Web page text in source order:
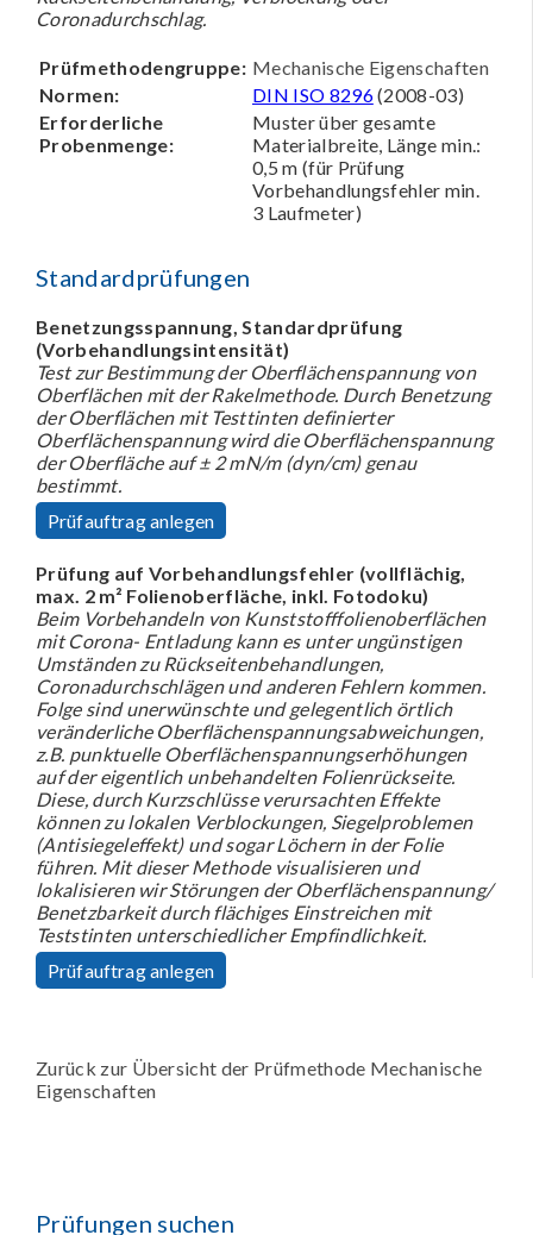
Coronadurchschlag.
Prüfmethodengruppe: Mechanische Eigenschaften
Normen:
DIN ISO 8296(2008-03)
Erforderliche
Probenmenge:
Muster über gesamte
Materialbreite, Länge min.:
0,5 m (für Prüfung
Vorbehandlungsfehler min.
3 Laufmeter)
Standardprüfungen
Benetzungsspannung, Standardprüfung
(Vorbehandlungsintensität)
Test zur Bestimmung der Oberflächenspannung von
Oberflächen mit der Rakelmethode. Durch Benetzung
der Oberflächen mit Testtinten definierter
Oberflächenspannung wird die Oberflächenspannung
der Oberfläche auf ± 2 mN/m (dyn/cm) genau
bestimmt.
Prüfauftrag anlegen
Prüfung auf Vorbehandlungsfehler (vollflächig,
max. 2 m² Folienoberfläche, inkl. Fotodoku)
Beim Vorbehandeln von Kunststofffolienoberflächen
mit Corona- Entladung kann es unter ungünstigen
Umständen zu Rückseitenbehandlungen,
Coronadurchschlägen und anderen Fehlern kommen.
Folge sind unerwünschte und gelegentlich örtlich
veränderliche Oberflächenspannungsabweichungen,
z.B. punktuelle Oberflächenspannungserhöhungen
auf der eigentlich unbehandelten Folienrückseite.
Diese, durch Kurzschlüsse verursachten Effekte
können zu lokalen Verblockungen, Siegelproblemen
(Antisiegeleffekt) und sogar Löchern in der Folie
führen. Mit dieser Methode visualisieren und
lokalisieren wir Störungen der Oberflächenspannung/
Benetzbarkeit durch flächiges Einstreichen mit
Teststinten unterschiedlicher Empfindlichkeit.
Prüfauftrag anlegen
Zurück zur Übersicht der Prüfmethode Mechanische
Eigenschaften
Prüfungen suchen